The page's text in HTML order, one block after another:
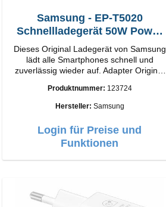
Samsung - EP-T5020
Schnellladegerät 50W Power
Duo
Dieses Original Ladegerät von Samsung
lädt alle Smartphones schnell und
zuverlässig wieder auf. Adapter Original
Anschlüsse: USB-C / USB-C Output:
Schwarz/li>
Produktnummer: 123724
Hersteller: Samsung
Login für Preise und
Funktionen